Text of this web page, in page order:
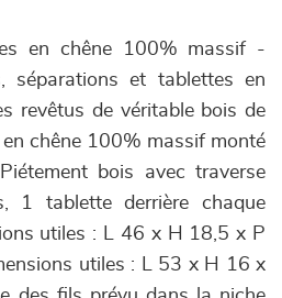
en chêne 100% massif -
séparations et tablettes en
revêtus de véritable bois de
chêne 100% massif monté
bois avec traverse
1 tablette derrière chaque
utiles : L 46 x H 18,5 x P
utiles : L 53 x H 16 x